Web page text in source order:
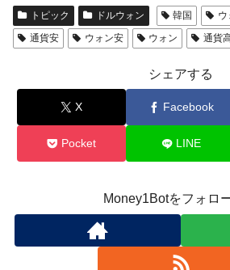
トピック ドルウォン 韓国 ウ
通貨安
ウォン安 ウォン 通貨
シェアする
X Facebook
Pocket LINE
Money1Botをフォロ